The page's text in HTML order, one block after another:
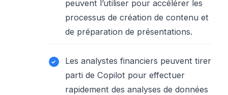
peuvent l’utiliser pour accélérer les
processus de création de contenu et
de préparation de présentations.
Les analystes financiers peuvent tirer
parti de Copilot pour effectuer
rapidement des analyses de données